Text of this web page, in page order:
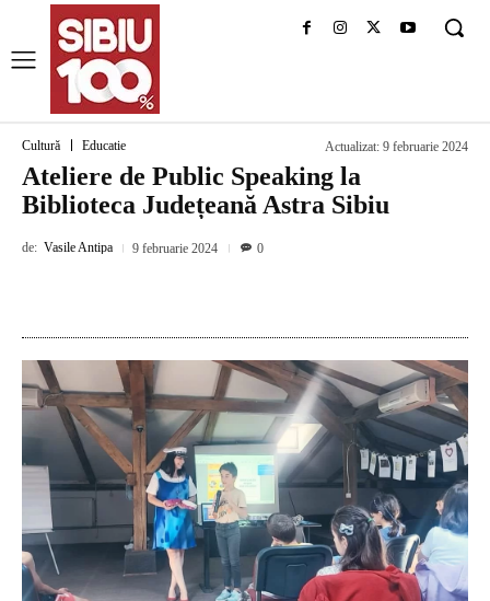
Cultură Educatie Actualizat: 9 februarie 2024
Ateliere de Public Speaking la
Biblioteca Județeană Astra Sibiu
de: Vasile Antipa 9 februarie 2024 0